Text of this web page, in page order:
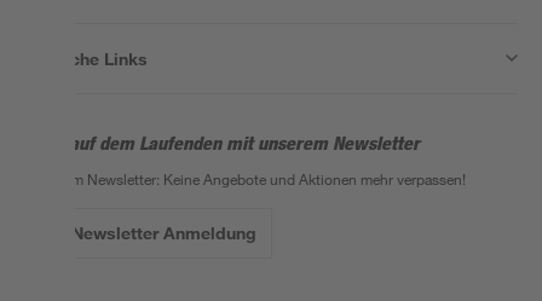
Nützliche Links
Bleib auf dem Laufenden mit unserem Newsletter
Der toom Newsletter: Keine Angebote und Aktionen mehr verpassen!
Zur Newsletter Anmeldung